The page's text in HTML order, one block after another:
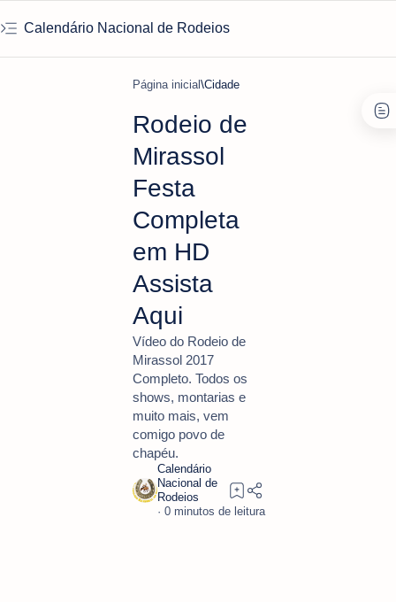
Calendário Nacional de Rodeios
Página inicial Cidade
Rodeio de
Mirassol
Festa
Completa
em HD
Assista
Aqui
Vídeo do Rodeio de
Mirassol 2017
Completo. Todos os
shows, montarias e
muito mais, vem
comigo povo de
chapéu.
0